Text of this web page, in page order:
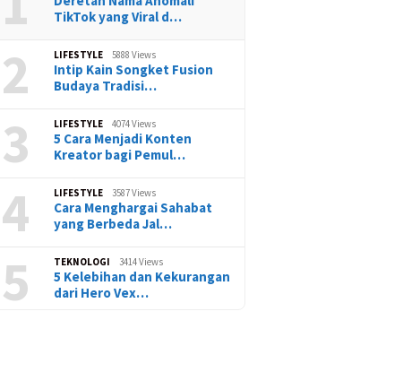
TikTok yang Viral d…
2 LIFESTYLE 5888 Views
Intip Kain Songket Fusion
Budaya Tradisi…
3 LIFESTYLE 4074 Views
5 Cara Menjadi Konten
Kreator bagi Pemul…
4 LIFESTYLE 3587 Views
Cara Menghargai Sahabat
yang Berbeda Jal…
5 TEKNOLOGI 3414 Views
5 Kelebihan dan Kekurangan
dari Hero Vex…